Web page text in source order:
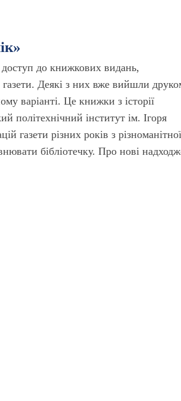
доступ до книжкових видань,
газети. Деякі з них вже вийшли
варіанті. Це книжки з історії
політехнічний інститут ім. Ігоря
газети різних років з
бібліотечку. Про нові